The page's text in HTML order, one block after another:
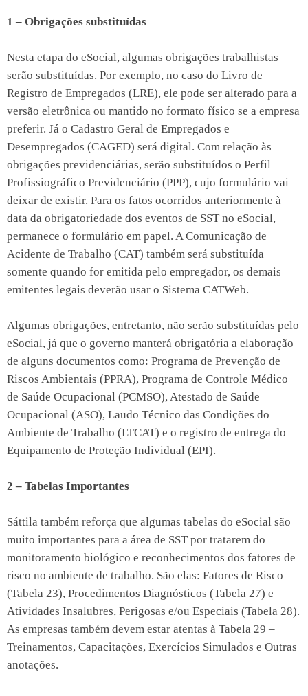
1 – Obrigações substituídas
Nesta etapa do eSocial, algumas obrigações trabalhistas
serão substituídas. Por exemplo, no caso do Livro de
Registro de Empregados (LRE), ele pode ser alterado para a
versão eletrônica ou mantido no formato físico se a empresa
preferir. Já o Cadastro Geral de Empregados e
Desempregados (CAGED) será digital. Com relação às
obrigações previdenciárias, serão substituídos o Perfil
Profissiográfico Previdenciário (PPP), cujo formulário vai
deixar de existir. Para os fatos ocorridos anteriormente à
data da obrigatoriedade dos eventos de SST no eSocial,
permanece o formulário em papel. A Comunicação de
Acidente de Trabalho (CAT) também será substituída
somente quando for emitida pelo empregador, os demais
emitentes legais deverão usar o Sistema CATWeb.
Algumas obrigações, entretanto, não serão substituídas pelo
eSocial, já que o governo manterá obrigatória a elaboração
de alguns documentos como: Programa de Prevenção de
Riscos Ambientais (PPRA), Programa de Controle Médico
de Saúde Ocupacional (PCMSO), Atestado de Saúde
Ocupacional (ASO), Laudo Técnico das Condições do
Ambiente de Trabalho (LTCAT) e o registro de entrega do
Equipamento de Proteção Individual (EPI).
2 – Tabelas Importantes
Sáttila também reforça que algumas tabelas do eSocial são
muito importantes para a área de SST por tratarem do
monitoramento biológico e reconhecimentos dos fatores de
risco no ambiente de trabalho. São elas: Fatores de Risco
(Tabela 23), Procedimentos Diagnósticos (Tabela 27) e
Atividades Insalubres, Perigosas e/ou Especiais (Tabela 28).
As empresas também devem estar atentas à Tabela 29 –
Treinamentos, Capacitações, Exercícios Simulados e Outras
anotações.